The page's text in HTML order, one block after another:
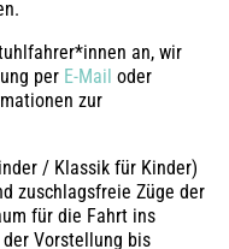
an, wir
per E-Mail oder
zur
/ Klassik für Kinder)
zuschlagsfreie Züge der
für die Fahrt ins
Vorstellung bis